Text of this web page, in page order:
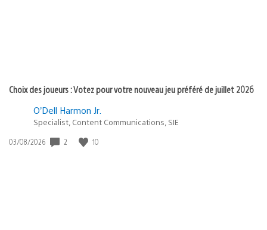
Choix des joueurs : Votez pour votre nouveau jeu préféré de juillet 2026
O’Dell Harmon Jr.
Specialist, Content Communications, SIE
Date
03/08/2026 2 10